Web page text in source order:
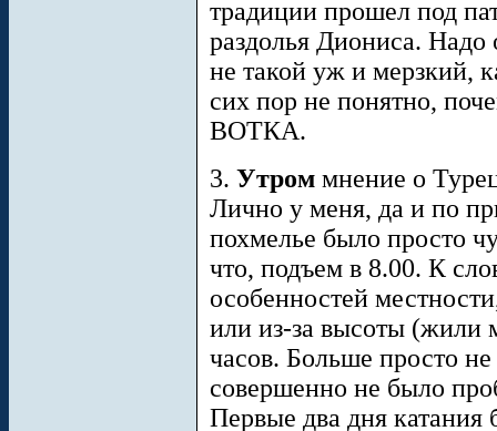
традиции прошел под
раздолья Диониса. Надо
не такой уж и мерзкий,
сих пор не понятно,
ВОТКА.
3. Утроммнение о
Лично у меня, да и по
похмелье было просто
что, подъем в 8.00. К
особенностей
или из-за высоты (жили
часов. Больше просто
совершенно не было
Первые два дня